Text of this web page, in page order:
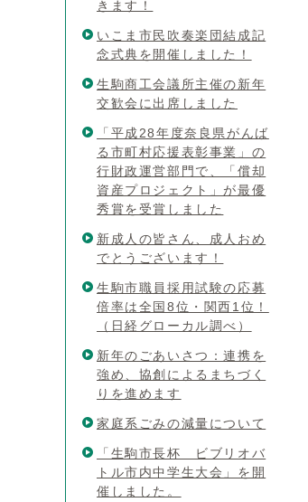
きます！
いこま市民吹奏楽団結成記
念式典を開催しました！
生駒商工会議所主催の新年
交歓会に出席しました
「平成28年度奈良県がんば
る市町村応援表彰事業」の
行財政運営部門で、「償却
資産プロジェクト」が最優
秀賞を受賞しました
新成人の皆さん、成人おめ
でとうございます！
生駒市職員採用試験の応募
倍率は全国8位・関西1位！
（日経グローカル調べ）
新年のごあいさつ：連携を
強め、協創によるまちづく
りを進めます
家庭系ごみの減量について
「生駒市長杯 ビブリオバ
トル市内中学生大会」を開
催しました。